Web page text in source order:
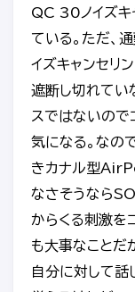
QC 30ノイズキ
ている。ただ、
イズキャンセリ
遮断し切れてい
スではないので
気になる。なの
きカナル型
なさそうなら
からくる刺激を
も大事なことだ
自分に対して話